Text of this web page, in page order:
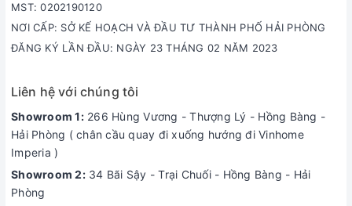
MST: 0202190120
NƠI CẤP: SỞ KẾ HOẠCH VÀ ĐẦU TƯ THÀNH PHỐ HẢI PHÒNG
ĐĂNG KÝ LẦN ĐẦU: NGÀY 23 THÁNG 02 NĂM 2023
Liên hệ với chúng tôi
Showroom 1:266 Hùng Vương - Thượng Lý - Hồng Bàng -
Hải Phòng ( chân cầu quay đi xuống hướng đi Vinhome
Imperia )
Showroom 2:34 Bãi Sậy - Trại Chuối - Hồng Bàng - Hải
Phòng